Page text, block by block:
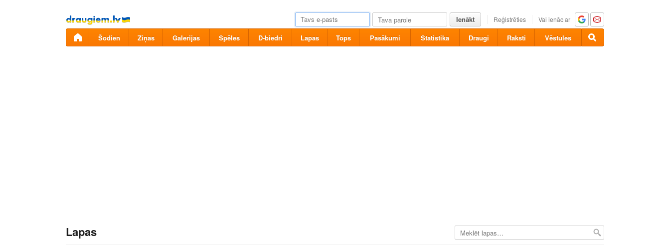
Pāriet
uz
saturu
Ienākt Reģistrēties Vai ienāc ar
Šodien Ziņas Galerijas Spēles D-biedri Lapas Tops Pasākumi Statistika Draugi Raksti Vēstules
Lapas